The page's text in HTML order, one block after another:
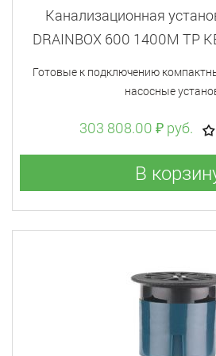
Канализационная
DRAINBOX 600 1400M TP
Готовые к подключению
насосные
303 808.00 ₽ руб.
В